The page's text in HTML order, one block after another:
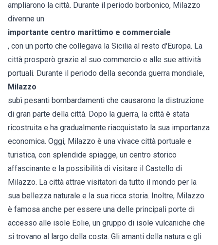
ampliarono la città. Durante il periodo borbonico, Milazzo
divenne un
importante centro marittimo e commerciale
, con un porto che collegava la Sicilia al resto d'Europa. La
città prosperò grazie al suo commercio e alle sue attività
portuali. Durante il periodo della seconda guerra mondiale,
Milazzo
subì pesanti bombardamenti che causarono la distruzione
di gran parte della città. Dopo la guerra, la città è stata
ricostruita e ha gradualmente riacquistato la sua importanza
economica. Oggi, Milazzo è una vivace città portuale e
turistica, con splendide spiagge, un centro storico
affascinante e la possibilità di visitare il Castello di
Milazzo. La città attrae visitatori da tutto il mondo per la
sua bellezza naturale e la sua ricca storia. Inoltre, Milazzo
è famosa anche per essere una delle principali porte di
accesso alle isole Eolie, un gruppo di isole vulcaniche che
si trovano al largo della costa. Gli amanti della natura e gli